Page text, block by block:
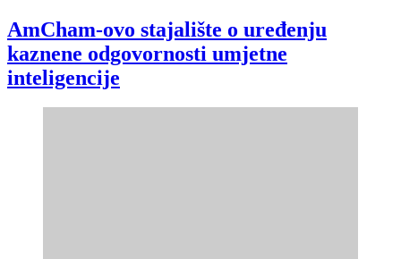
AmCham-ovo stajalište o uređenju
kaznene odgovornosti umjetne
inteligencije